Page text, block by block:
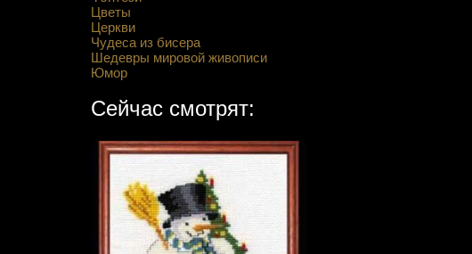
Цветы
Церкви
Чудеса из бисера
Шедевры мировой живописи
Юмор
Сейчас смотрят: